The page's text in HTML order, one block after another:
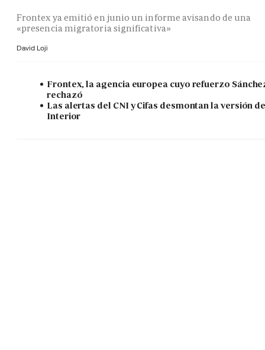
Frontex ya emitió en junio un informe avisando de una
«presencia migratoria significativa»
David Loji
Frontex, la agencia europea cuyo refuerzo
rechazó
Las alertas del CNI y Cifas desmontan la versión
Interior